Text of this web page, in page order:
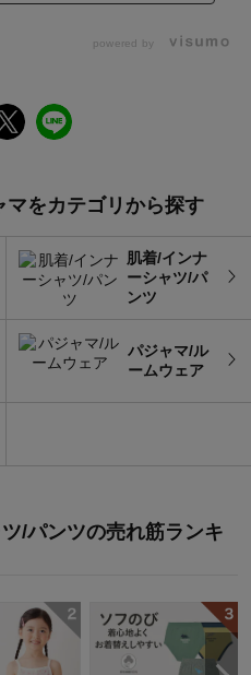
powered by
をカテゴリから探す
肌着/インナ
ーシャツ/パ
ンツ
パジャマ/ル
ームウェア
/パンツの売れ筋ランキ